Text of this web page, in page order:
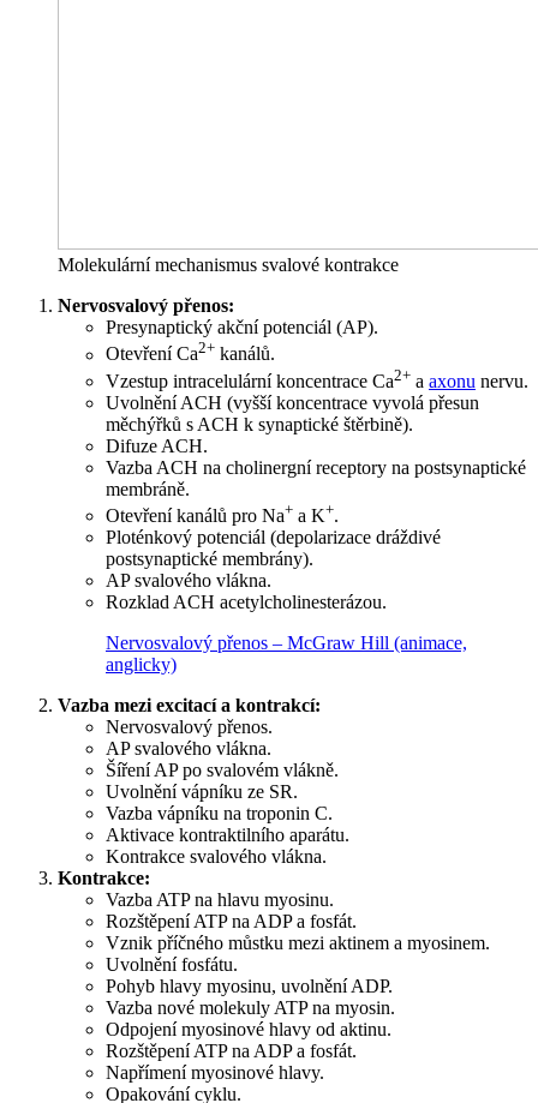
Molekulární mechanismus svalové kontrakce
Nervosvalový přenos:
Presynaptický akční potenciál (AP).
Otevření Ca2+ kanálů.
Vzestup intracelulární koncentrace Ca2+ a axonu nervu.
Uvolnění ACH (vyšší koncentrace vyvolá přesun
měchýřků s ACH k synaptické štěrbině).
Difuze ACH.
Vazba ACH na cholinergní receptory na postsynaptické
membráně.
Otevření kanálů pro Na+ a K+.
Ploténkový potenciál (depolarizace dráždivé
postsynaptické membrány).
AP svalového vlákna.
Rozklad ACH acetylcholinesterázou.
Nervosvalový přenos – McGraw Hill (animace,
anglicky)
Vazba mezi excitací a kontrakcí:
Nervosvalový přenos.
AP svalového vlákna.
Šíření AP po svalovém vlákně.
Uvolnění vápníku ze SR.
Vazba vápníku na troponin C.
Aktivace kontraktilního aparátu.
Kontrakce svalového vlákna.
Kontrakce:
Vazba ATP na hlavu myosinu.
Rozštěpení ATP na ADP a fosfát.
Vznik příčného můstku mezi aktinem a myosinem.
Uvolnění fosfátu.
Pohyb hlavy myosinu, uvolnění ADP.
Vazba nové molekuly ATP na myosin.
Odpojení myosinové hlavy od aktinu.
Rozštěpení ATP na ADP a fosfát.
Napřímení myosinové hlavy.
Opakování cyklu.